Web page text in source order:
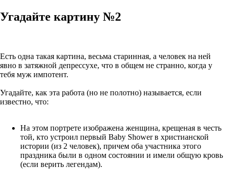
Угадайте картину №2
Есть одна такая картина, весьма старинная, а человек на ней
явно в затяжной депрессухе, что в общем не странно, когда у
тебя муж импотент.
Угадайте, как эта работа (но не полотно) называется, если
известно, что:
На этом портрете изображена женщина, крещеная в честь
той, кто устроил первый Baby Shower в христианской
истории (из 2 человек), причем оба участника этого
праздника были в одном состоянии и имели общую кровь
(если верить легендам).